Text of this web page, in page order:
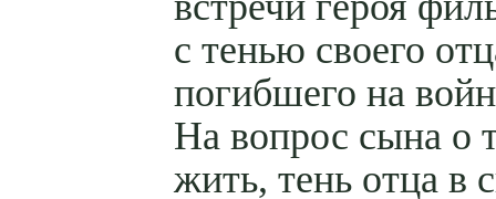
с тенью своего
погибшего на
На вопрос сына о
жить, тень отца в